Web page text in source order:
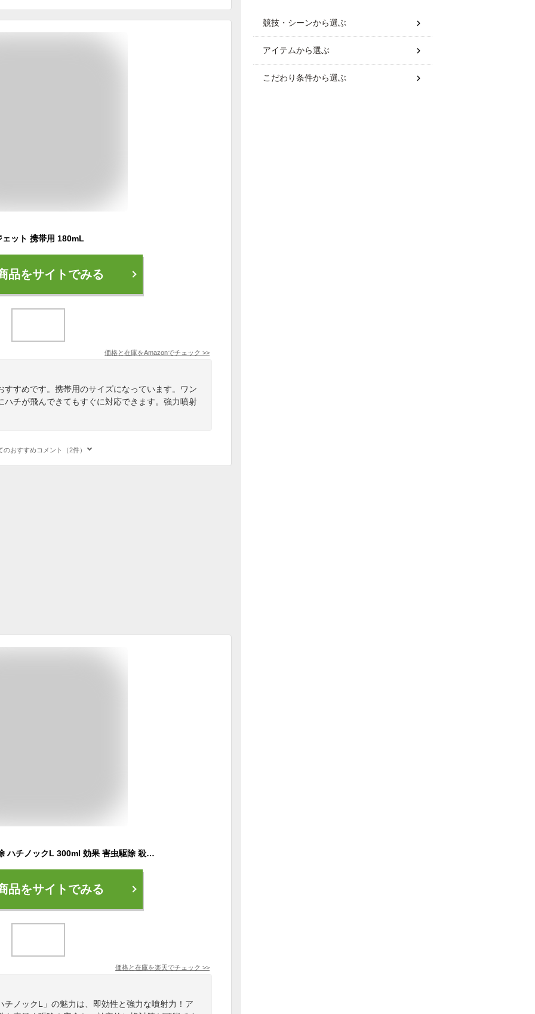
ット 携帯用 180mL
品をサイトでみる
価格と在庫をAmazonでチェック >>
すすめです。携帯用のサイズになっています。ワン
ハチが飛んできてもすぐに対応できます。強力噴射
のおすすめコメント（2件）
あす楽 スズメバチ駆除 ハチノックL 300ml 効果 害虫駆除 殺虫剤 スプレー エアゾール プロ 速効 即効 蜂の巣 業務用 住化 距離 キャンプ アウトドア
品をサイトでみる
価格と在庫を楽天でチェック >>
チノックL」の魅力は、即効性と強力な噴射力！ア
競技・シーンから選ぶ
アイテムから選ぶ
こだわり条件から選ぶ